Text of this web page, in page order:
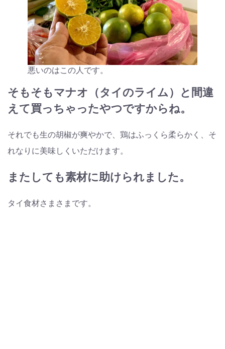
悪いのはこの人です。
そもそもマナオ（タイのライム）と間違
えて買っちゃったやつですからね。
それでも生の胡椒が爽やかで、鶏はふっくら柔らかく、そ
れなりに美味しくいただけます。
またしても素材に助けられました。
タイ食材さまさまです。